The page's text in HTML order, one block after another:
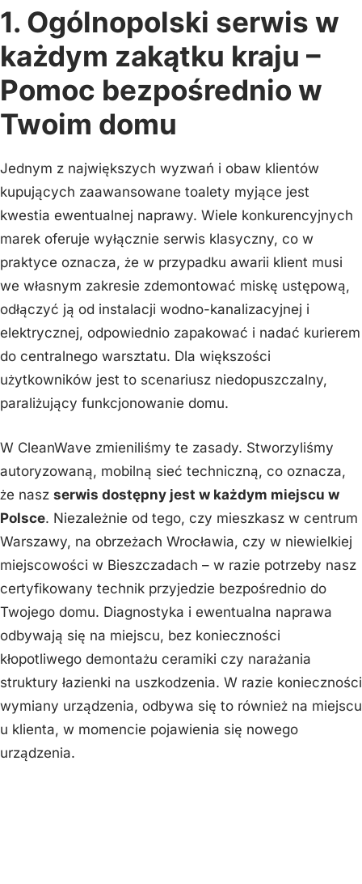
1. Ogólnopolski serwis w
każdym zakątku kraju –
Pomoc bezpośrednio w
Twoim domu
Jednym z największych wyzwań i obaw klientów
kupujących zaawansowane toalety myjące jest
kwestia ewentualnej naprawy. Wiele konkurencyjnych
marek oferuje wyłącznie serwis klasyczny, co w
praktyce oznacza, że w przypadku awarii klient musi
we własnym zakresie zdemontować miskę ustępową,
odłączyć ją od instalacji wodno-kanalizacyjnej i
elektrycznej, odpowiednio zapakować i nadać kurierem
do centralnego warsztatu. Dla większości
użytkowników jest to scenariusz niedopuszczalny,
paraliżujący funkcjonowanie domu.
W CleanWave zmieniliśmy te zasady. Stworzyliśmy
autoryzowaną, mobilną sieć techniczną, co oznacza,
że nasz serwis dostępny jest w każdym miejscu w
Polsce. Niezależnie od tego, czy mieszkasz w centrum
Warszawy, na obrzeżach Wrocławia, czy w niewielkiej
miejscowości w Bieszczadach – w razie potrzeby nasz
certyfikowany technik przyjedzie bezpośrednio do
Twojego domu. Diagnostyka i ewentualna naprawa
odbywają się na miejscu, bez konieczności
kłopotliwego demontażu ceramiki czy narażania
struktury łazienki na uszkodzenia. W razie konieczności
wymiany urządzenia, odbywa się to również na miejscu
u klienta, w momencie pojawienia się nowego
urządzenia.